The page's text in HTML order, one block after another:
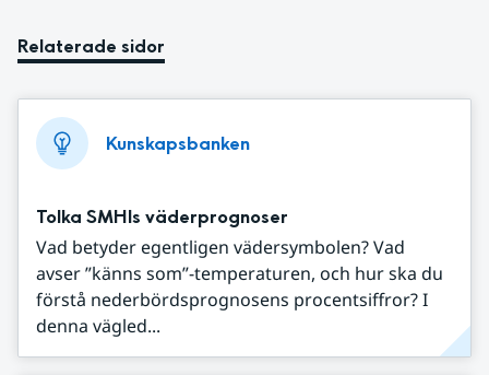
Relaterade sidor
Kunskapsbanken
Tolka SMHIs väderprognoser
Vad betyder egentligen vädersymbolen? Vad
avser ”känns som”-temperaturen, och hur ska du
förstå nederbördsprognosens procentsiffror? I
denna vägled...